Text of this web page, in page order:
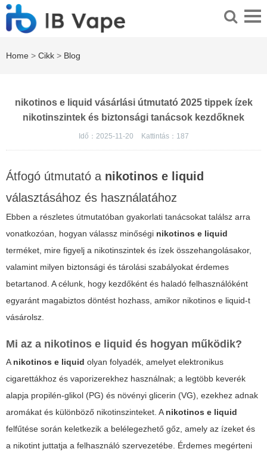
Home > Cikk > Blog
nikotinos e liquid vásárlási útmutató 2025 tippek ízek
nikotinszintek és biztonsági tanácsok kezdőknek
Idő：2025-11-20 Kattintás： 187
Átfogó útmutató a nikotinos e liquid
választásához és használatához
Ebben a részletes útmutatóban gyakorlati tanácsokat találsz arra
vonatkozóan, hogyan válassz minőségi nikotinos e liquid
terméket, mire figyelj a nikotinszintek és ízek összehangolásakor,
valamint milyen biztonsági és tárolási szabályokat érdemes
betartanod. A célunk, hogy kezdőként és haladó felhasználóként
egyaránt magabiztos döntést hozhass, amikor nikotinos e liquid-t
vásárolsz.
Mi az a nikotinos e liquid és hogyan működik?
Anikotinos e liquid olyan folyadék, amelyet elektronikus
cigarettákhoz és vaporizerekhez használnak; a legtöbb keverék
alapja propilén-glikol (PG) és növényi glicerin (VG), ezekhez adnak
aromákat és különböző nikotinszinteket. Anikotinos e liquid
felfűtése során keletkezik a belélegezhető gőz, amely az ízeket és
a nikotint juttatja a felhasználó szervezetébe. Érdemes megérteni